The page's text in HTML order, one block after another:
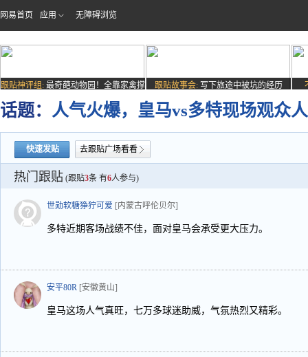
网易首页 应用 无障碍浏览
跟贴神评组: 最奇葩动物园！全靠家禽撑
场子
跟贴故事会: 写下旅途中被坑的经历
话题： 人气火爆，皇马vs多特现场观众
快速发贴 去跟贴广场看看
热门跟贴 (跟贴3条 有6人参与)
世勋软糖狰狞可爱 [内蒙古呼伦贝尔]
多特近期客场战绩不佳，面对皇马会承受更大压力。
安平80R [安徽黄山]
皇马这场人气真旺，七万多球迷助威，气氛热烈又精彩。